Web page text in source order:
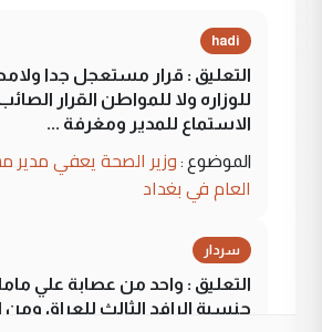
hadi
التعليق : قرار مستعجل جدا
للوزاره ولا للمواطن القرار
الاستماع للمدير ومغرفة ...
الموضوع : وزير الصحة يعفي مدير
العام في بغداد
سردار
التعليق : واحد من عصابة علي
جنسية الرافد الثالث للعراق